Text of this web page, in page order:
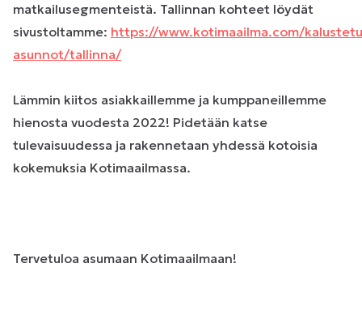
matkailusegmenteistä. Tallinnan kohteet löydät
sivustoltamme: https://www.kotimaailma.com/
asunnot/tallinna/
Lämmin kiitos asiakkaillemme ja kumppaneillemme
hienosta vuodesta 2022! Pidetään katse
tulevaisuudessa ja rakennetaan yhdessä kotoisia
kokemuksia Kotimaailmassa.
Tervetuloa asumaan Kotimaailmaan!